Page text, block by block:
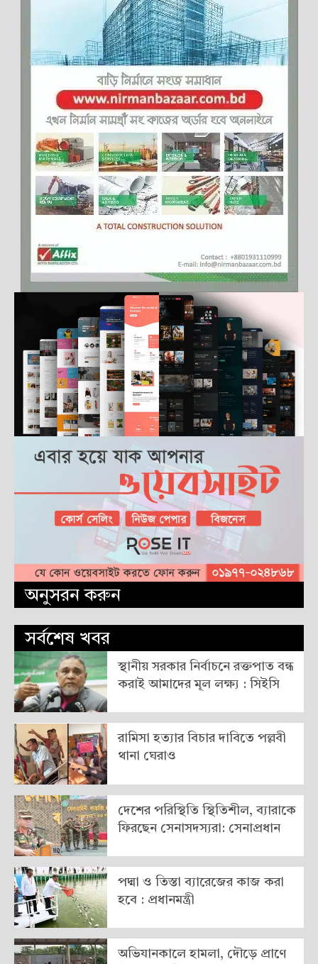
অনুসরন করুন
সর্বশেষ খবর
স্থানীয় সরকার নির্বাচনে রক্তপাত বন্ধ
করাই আমাদের মূল লক্ষ্য : সিইসি
রামিসা হত্যার বিচার দাবিতে পল্লবী
থানা ঘেরাও
দেশের পরিস্থিতি স্থিতিশীল, ব্যারাকে
ফিরছেন সেনাসদস্যরা: সেনাপ্রধান
পদ্মা ও তিস্তা ব্যারেজের কাজ করা
হবে : প্রধানমন্ত্রী
অভিযানকালে হামলা, দৌড়ে প্রাণে